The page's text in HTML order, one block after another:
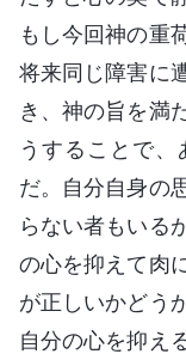
もし今回神の重
将来同じ障害に
き、神の旨を満
うすることで
だ。自分自身の
らない者もいる
の心を抑えて肉
が正しいかどう
自分の心を抑え